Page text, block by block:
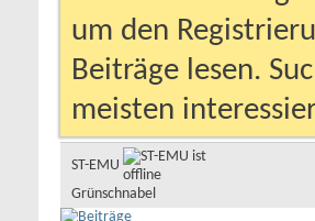
um den
Beiträge lesen.
meisten
ST-EMU
Grünschnabel